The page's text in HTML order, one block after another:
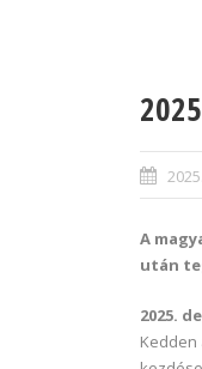
A
után
2025.